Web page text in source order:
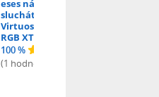
eses náušníky pro
sluchátka Corsair
Virtuoso RGB RGB SE a
RGB XT černé kožené
100 %
(1 hodnocení)